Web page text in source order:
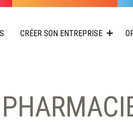
CRÉER SON ENTREPRISE